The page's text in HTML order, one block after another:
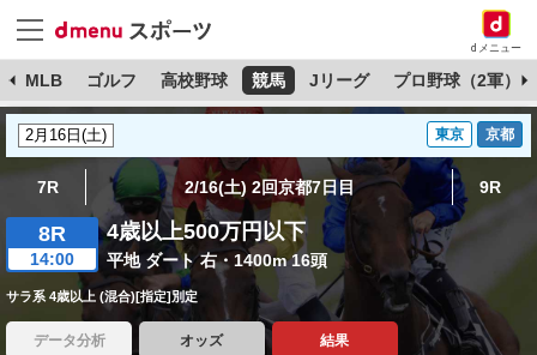
dメニュー
MLB ゴルフ 高校野球 競馬 Jリーグ プロ野球（2軍）
東京 京都
7R 2/16(土) 2回京都7日目 9R
8R
14:00
4歳以上500万円以下
平地 ダート 右・1400m 16頭
サラ系 4歳以上 (混合)[指定]別定
データ分析 オッズ 結果